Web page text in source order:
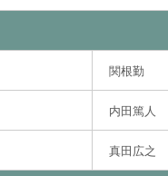
関根勤
内田篤人
真田広之